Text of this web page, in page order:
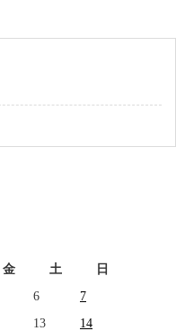
金 土
日
6
7
13
14